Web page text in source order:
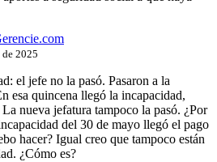
2025
el jefe no la pasó. Pasaron a la
esa quincena llegó la incapacidad,
nueva jefatura tampoco la pasó. ¿Por
del 30 de mayo llegó el pago
hacer? Igual creo que tampoco están
¿Cómo es?